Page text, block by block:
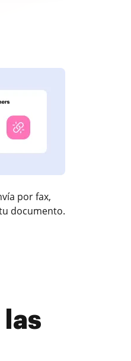
por fax,
documento.